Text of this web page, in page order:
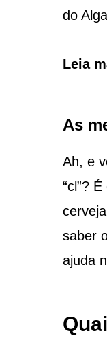
do
Leia
As
Ah, e
“cl”?
saber
ajuda